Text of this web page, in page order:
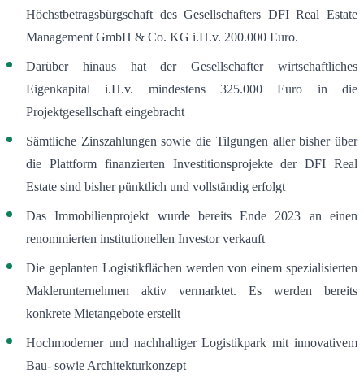
Höchstbetragsbürgschaft des Gesellschafters DFI Real Estate
Management GmbH & Co. KG i.H.v. 200.000 Euro.
Darüber hinaus hat der Gesellschafter wirtschaftliches
Eigenkapital i.H.v. mindestens 325.000 Euro in die
Projektgesellschaft eingebracht
Sämtliche Zinszahlungen sowie die Tilgungen aller bisher über
die Plattform finanzierten Investitionsprojekte der DFI Real
Estate sind bisher pünktlich und vollständig erfolgt
Das Immobilienprojekt wurde bereits Ende 2023 an einen
renommierten institutionellen Investor verkauft
Die geplanten Logistikflächen werden von einem spezialisierten
Maklerunternehmen aktiv vermarktet. Es werden bereits
konkrete Mietangebote erstellt
Hochmoderner und nachhaltiger Logistikpark mit innovativem
Bau- sowie Architekturkonzept